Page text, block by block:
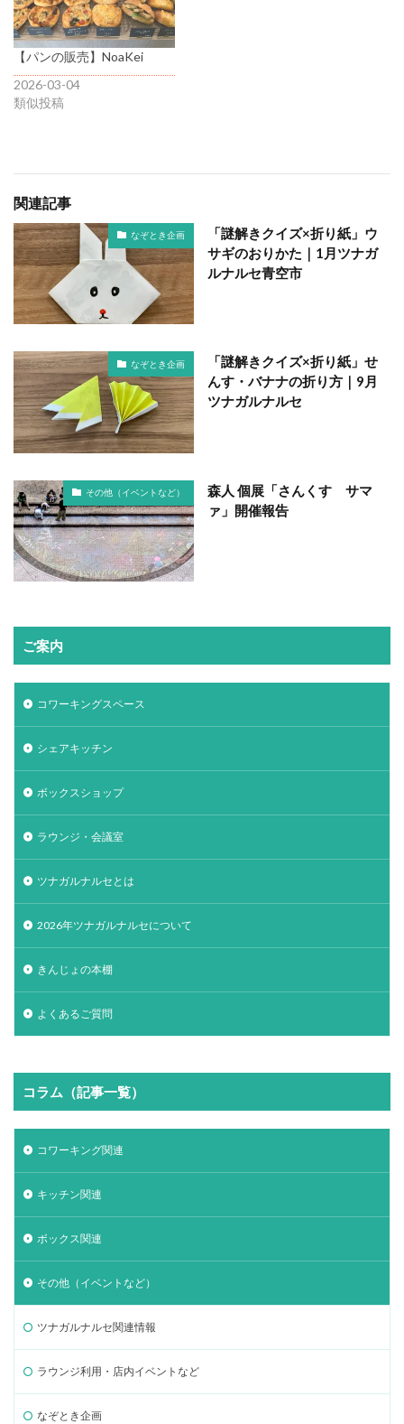
【パンの販売】NoaKei
2026-03-04
類似投稿
関連記事
なぞとき企画
「謎解きクイズ×折り紙」ウ
サギのおりかた｜1月ツナガ
ルナルセ青空市
なぞとき企画
「謎解きクイズ×折り紙」せ
んす・バナナの折り方｜9月
ツナガルナルセ
その他（イベントなど）
森人 個展「さんくす サマ
ァ」開催報告
ご案内
コワーキングスペース
シェアキッチン
ボックスショップ
ラウンジ・会議室
ツナガルナルセとは
2026年ツナガルナルセについて
きんじょの本棚
よくあるご質問
コラム（記事一覧）
コワーキング関連
キッチン関連
ボックス関連
その他（イベントなど）
ツナガルナルセ関連情報
ラウンジ利用・店内イベントなど
なぞとき企画